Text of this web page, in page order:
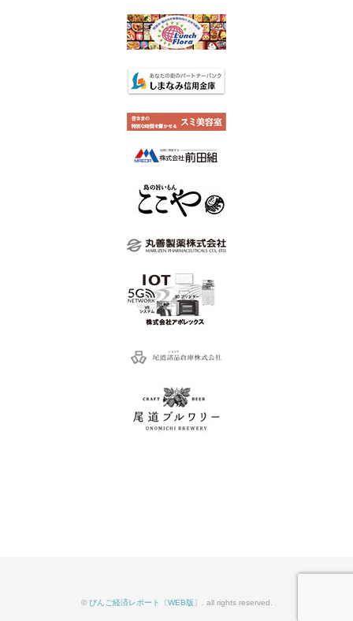
© びんご経済レポート〔WEB版〕 . all rights reserved.